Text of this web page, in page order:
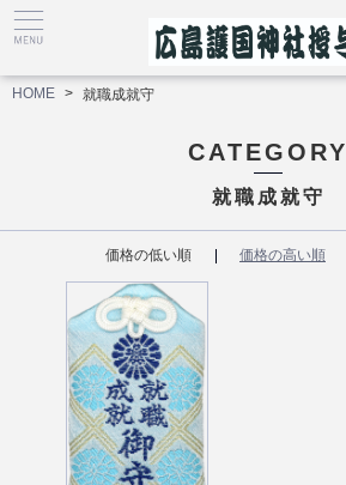
HOME 就職成就守
CATEGORY
就職成就守
価格の低い順 価格の高い順